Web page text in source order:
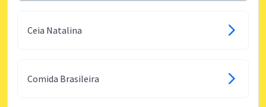
Ceia Natalina
Comida Brasileira